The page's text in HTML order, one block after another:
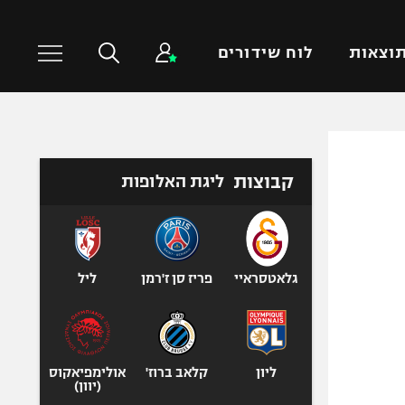
תוצאות לוח שידורים
טניס
כדורעף
אגרוף
ספורט אולימפי
UFC
קבוצות ליגת האלופות
גלאטסראיי פריז סן ז'רמן ליל
ליון קלאב ברוז'
אולימפיאקוס
(יוון)